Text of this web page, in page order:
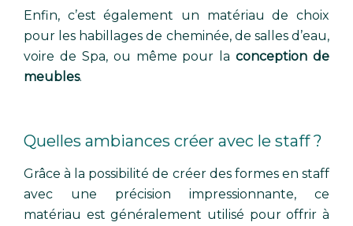
Enfin, c’est également un matériau de choix
pour les habillages de cheminée, de salles d’eau,
voire de Spa, ou même pour laconception de
meubles.
Quelles ambiances créer avec le staff ?
Grâce à la possibilité de créer des formes en staff
avec une précision impressionnante, ce
matériau est généralement utilisé pour offrir à